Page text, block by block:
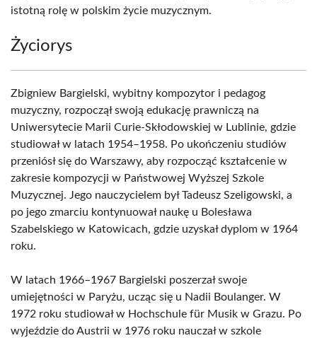
istotną rolę w polskim życie muzycznym.
Życiorys
Zbigniew Bargielski, wybitny kompozytor i pedagog
muzyczny, rozpoczął swoją edukację prawniczą na
Uniwersytecie Marii Curie-Skłodowskiej w Lublinie, gdzie
studiował w latach 1954–1958. Po ukończeniu studiów
przeniósł się do Warszawy, aby rozpocząć kształcenie w
zakresie kompozycji w Państwowej Wyższej Szkole
Muzycznej. Jego nauczycielem był Tadeusz Szeligowski, a
po jego zmarciu kontynuował naukę u Bolesława
Szabelskiego w Katowicach, gdzie uzyskał dyplom w 1964
roku.
W latach 1966–1967 Bargielski poszerzał swoje
umiejętności w Paryżu, ucząc się u Nadii Boulanger. W
1972 roku studiował w Hochschule für Musik w Grazu. Po
wyjeździe do Austrii w 1976 roku nauczał w szkole